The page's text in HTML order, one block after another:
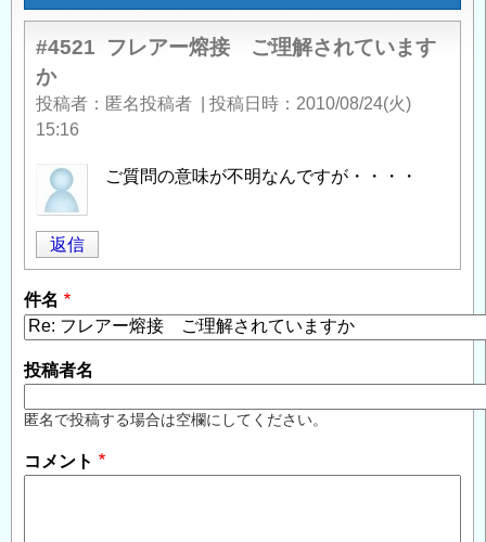
#4521
フレアー熔接 ご理解されています
か
投稿者 匿名投稿者 投稿日時
2010/08/24(火)
15:16
ご質問の意味が不明なんですが・・・・
返信
件名
投稿者名
匿名で投稿する場合は空欄にしてください。
コメント